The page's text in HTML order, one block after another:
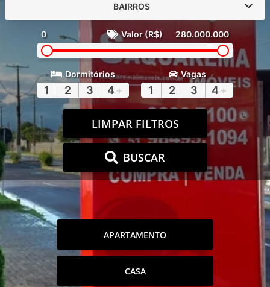
BAIRROS
0 Valor (R$) 280.000.000
Dormitórios
1 2 3 4 +
Vagas
1 2 3 4 +
LIMPAR FILTROS
BUSCAR
APARTAMENTO
CASA